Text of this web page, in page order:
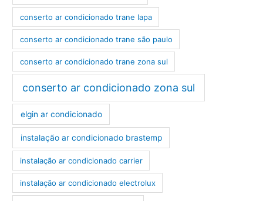
conserto ar condicionado trane lapa
conserto ar condicionado trane são paulo
conserto ar condicionado trane zona sul
conserto ar condicionado zona sul
elgin ar condicionado
instalação ar condicionado brastemp
instalação ar condicionado carrier
instalação ar condicionado electrolux